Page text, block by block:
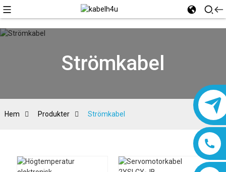
Strömkabel
Hem Produkter Strömkabel